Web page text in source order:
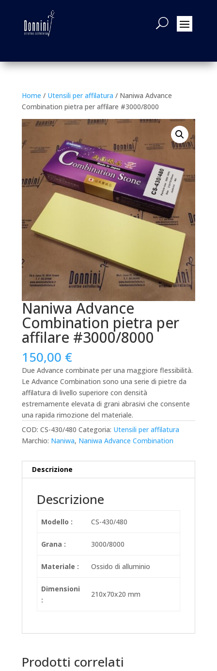
Home / Utensili per affilatura / Naniwa Advance
Combination pietra per affilare #3000/8000
Naniwa Advance
Combination pietra per
affilare #3000/8000
150,00 €
Due Advance combinate per una maggiore flessibilità.
Le Advance Combination sono una serie di pietre da
affilatura di livello superiore con densità
estremamente elevata di grani abrasivi che consente
una rapida rimozione del materiale.
COD: CS-430/480 Categoria: Utensili per affilatura
Marchio: Naniwa, Naniwa Advance Combination
Descrizione
Descrizione
Modello : CS-430/480
Grana : 3000/8000
Materiale : Ossido di alluminio
Dimensioni
:
210x70x20 mm
Prodotti correlati